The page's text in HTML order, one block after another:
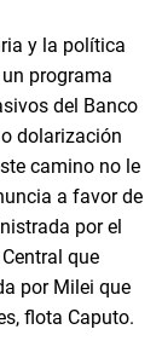
y la política
programa
del Banco
dolarización
camino no le
a favor de
por el
que
por Milei que
flota Caputo.